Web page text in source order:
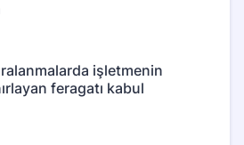
işletmenin
feragatı kabul